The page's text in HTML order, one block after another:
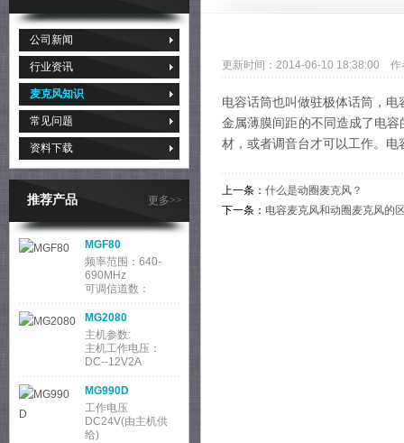
公司新闻
行业资讯
麦克风知识
常见问题
资料下载
更多>>
推荐产品
MGF80
频率范围：640-
690MHz
可调信道数：
100&times;2
振荡方式：锁相环
MG2080
主机参数:
主机工作电压：
DC--12V2A
工作电流：
2000mAh
功耗：24W
MG990D
工作电压
DC24V(由主机供
给)
更新时间：2014-06-10 18:38:00
电容话筒也叫做驻极体话筒，
金属薄膜间距的不同造成了电
材，或者调音台才可以工作。
上一条： 什么是动圈麦克风？
下一条： 电容麦克风和动圈麦克风的